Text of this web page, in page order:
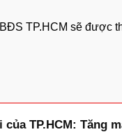
TP.HCM sẽ được
TP.HCM: Tăng